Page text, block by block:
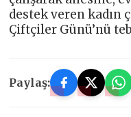
destek veren kadın
Çiftçiler Günü’nü
Paylaş: